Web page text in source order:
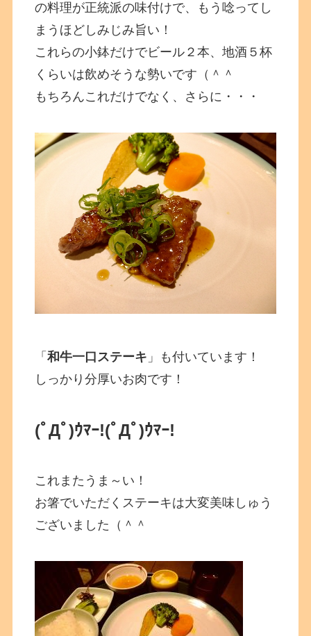
の料理が正統派の味付けで、もう唸ってし
まうほどしみじみ旨い！
これらの小鉢だけでビール２本、地酒５杯
くらいは飲めそうな勢いです（＾＾
もちろんこれだけでなく、さらに・・・
「和牛一口ステーキ 」も付いています！
しっかり分厚いお肉です！
(ﾟДﾟ)ｳﾏｰ!(ﾟДﾟ)ｳﾏｰ!
これまたうま～い！
お箸でいただくステーキは大変美味しゅう
ございました（＾＾